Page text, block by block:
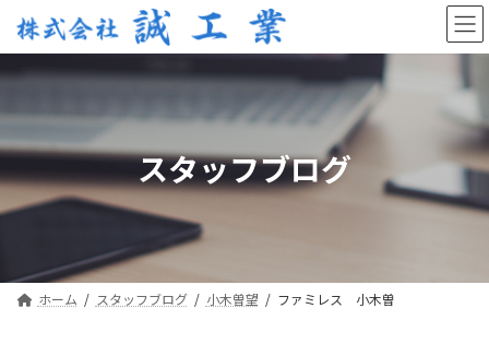
テ
ン
へ
ス
ッ
プ
ゲ
ー
ョ
ン
移
動
スタッフブログ
ホーム スタッフブログ 小木曽望 ファミレス 小木曽